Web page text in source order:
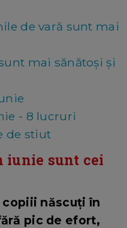
de vară sunt mai
mai sănătoși și
- 8 lucruri
de stiut
iunie sunt cei
născuți în
pic de efort,